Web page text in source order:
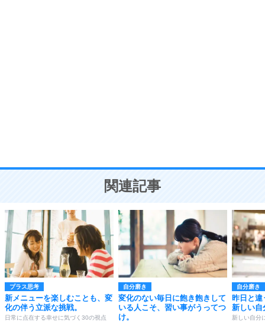
ことが大切。
関連記事
プラス思考
新メニューを楽しむことも、変
化の伴う立派な挑戦。
日常に点在する幸せに気づく30の視点
自分磨き
変化のない毎日に飽き飽きして
いる人こそ、習い事がうってつ
け。
自分磨き
昨日と違
新しい自
新しい自分